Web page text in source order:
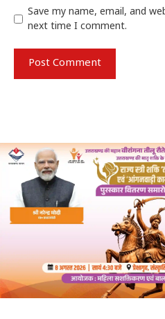
Save my name, email, and
next time I comment.